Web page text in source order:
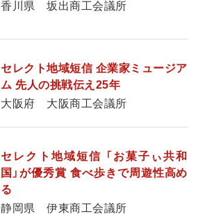
香川県 坂出商工会議所
セレクト地域短信 企業家ミュージア
ム 先人の挑戦伝え25年
大阪府 大阪商工会議所
セレクト地域短信 「お菓子ぃ共和
国」が優秀賞 食べ歩きで周遊性高め
る
静岡県 伊東商工会議所